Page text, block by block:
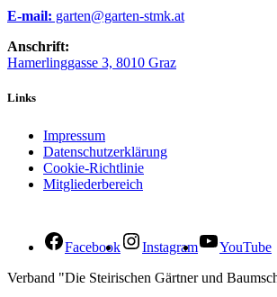
E-mail: garten@garten-stmk.at
Anschrift:
Hamerlinggasse 3, 8010 Graz
Links
Impressum
Datenschutzerklärung
Cookie-Richtlinie
Mitgliederbereich
Facebook Instagram
YouTube
Verband "Die Steirischen Gärtner und